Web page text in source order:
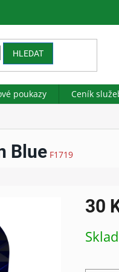
HLEDAT
poukazy Ceník
Blue F1719
30
cena: